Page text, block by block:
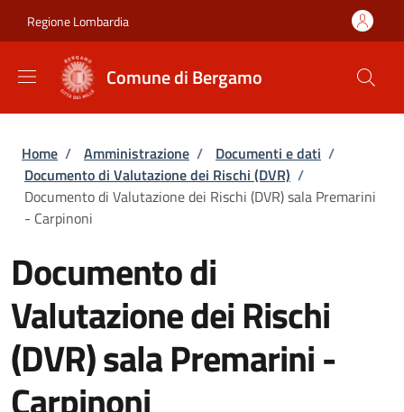
Regione Lombardia
Comune di Bergamo
Briciole di pane
Home / Amministrazione / Documenti e dati /
Documento di Valutazione dei Rischi (DVR) /
Documento di Valutazione dei Rischi (DVR) sala Premarini
- Carpinoni
Documento di
Valutazione dei Rischi
(DVR) sala Premarini -